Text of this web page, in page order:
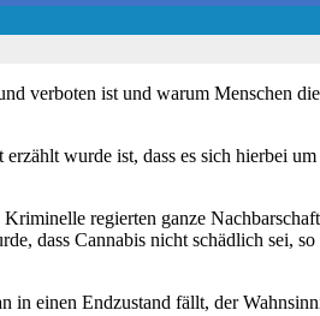
verboten ist und warum Menschen
wurde ist, dass es sich hierbei
regierten ganze
dass Cannabis nicht schädlich sei, so
in einen Endzustand fällt, der